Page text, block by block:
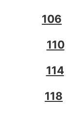
106
110
114
118